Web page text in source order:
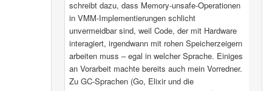
schreibt dazu, dass Memory-unsafe-Operationen
in VMM-Implementierungen schlicht
unvermeidbar sind, weil Code, der mit Hardware
interagiert, irgendwann mit rohen Speicherzeigern
arbeiten muss – egal in welcher Sprache. Einiges
an Vorarbeit machte bereits auch mein Vorredner.
Zu GC-Sprachen (Go, Elixir und die